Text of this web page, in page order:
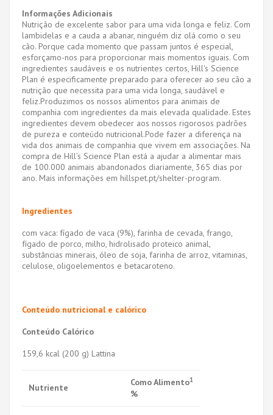
Informações Adicionais
Nutrição de excelente sabor para uma vida longa e feliz. Com
lambidelas e a cauda a abanar, ninguém diz olá como o seu
cão. Porque cada momento que passam juntos é especial,
esforçamo-nos para proporcionar mais momentos iguais. Com
ingredientes saudáveis e os nutrientes certos, Hill's Science
Plan é especificamente preparado para oferecer ao seu cão a
nutrição que necessita para uma vida longa, saudável e
feliz.Produzimos os nossos alimentos para animais de
companhia com ingredientes da mais elevada qualidade. Estes
ingredientes devem obedecer aos nossos rigorosos padrões
de pureza e conteúdo nutricional.Pode fazer a diferença na
vida dos animais de companhia que vivem em associações. Na
compra de Hill’s Science Plan está a ajudar a alimentar mais
de 100.000 animais abandonados diariamente, 365 dias por
ano. Mais informações em hillspet.pt/shelter-program.
Ingredientes
com vaca: fígado de vaca (9%), farinha de cevada, frango,
fígado de porco, milho, hidrolisado proteico animal,
substâncias minerais, óleo de soja, farinha de arroz, vitaminas,
celulose, oligoelementos e betacaroteno.
Conteúdo nutricional e calórico
Conteúdo Calórico
159,6 kcal (200 g) Lattina
Nutriente Como Alimento1
%